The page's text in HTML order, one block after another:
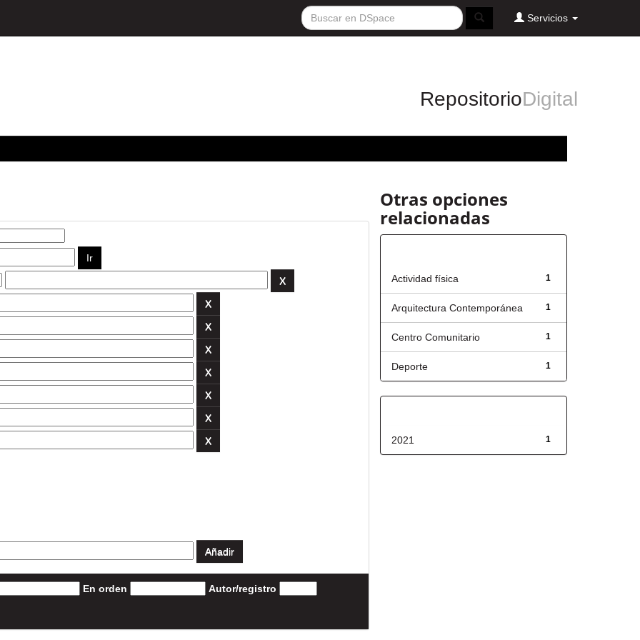
Servicios
RepositorioDigital
En orden Autor/registro
Otras opciones
relacionadas
1
Actividad física
1
Arquitectura Contemporánea
1
Centro Comunitario
1
Deporte
1
2021